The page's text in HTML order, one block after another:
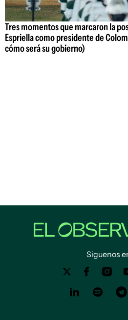
Tres momentos que marcaron la
Espriella como presidente de
cómo será su gobierno)
Siguenos